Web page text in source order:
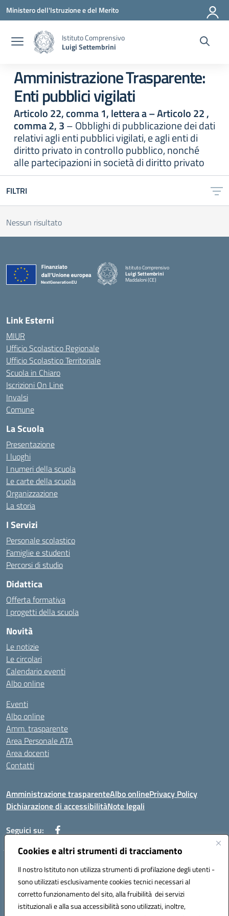
Cookies e altri strumenti di tracciamento
Il nostro Istituto non utilizza strumenti di profilazione degli utenti -
sono utilizzati esclusivamente cookies tecnici necessari al
corretto funzionamento del sito, alla fruibilità dei servizi
istituzionali e alla sua accessibilità sono utilizzati, inoltre,
Vai ai contenuti
Vai al menu di navigazione
Vai al footer
Ministero dell'Istruzione e del Merito
Istituto Comprensivo
Luigi Settembrini
Amministrazione Trasparente:
Enti pubblici vigilati
Articolo 22, comma 1, lettera a – Articolo 22 ,
comma 2, 3– Obblighi di pubblicazione dei dati
relativi agli enti pubblici vigilati, e agli enti di
diritto privato in controllo pubblico, nonché
alle partecipazioni in società di diritto privato
FILTRI
Nessun risultato
Istituto Comprensivo
Luigi Settembrini
Maddaloni (CE)
Link Esterni
MIUR
Ufficio Scolastico Regionale
Ufficio Scolastico Territoriale
Scuola in Chiaro
Iscrizioni On Line
Invalsi
Comune
La Scuola
Presentazione
I luoghi
I numeri della scuola
Le carte della scuola
Organizzazione
La storia
I Servizi
Personale scolastico
Famiglie e studenti
Percorsi di studio
Didattica
Offerta formativa
I progetti della scuola
Novità
Le notizie
Le circolari
Calendario eventi
Albo online
Eventi
Albo online
Amm. trasparente
Area Personale ATA
Area docenti
Contatti
Amministrazione trasparenteAlbo onlinePrivacy Policy
Dichiarazione di accessibilitàNote legali
Seguici su:
Indirizzo: VIA BRECCIAME, 46 - 81024 MADDALONI (CE)
Mail: CEIC8AU001@istruzione.it - Pec: CEIC8AU001@pec.istruzione.it -
Telefono: 0823408721
Meccanografico: CEIC8AU001
Codice fiscale: 93086080616